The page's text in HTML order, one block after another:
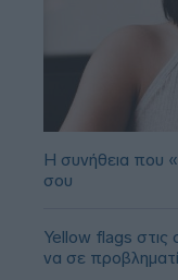
Η συνήθεια που
σου
Yellow flags στις
να σε